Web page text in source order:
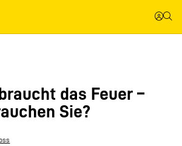
das Feuer –
Sie?